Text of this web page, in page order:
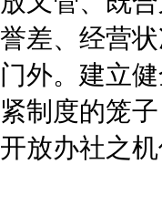
誉差、经营
门外。建立
紧制度的笼
开放办社之